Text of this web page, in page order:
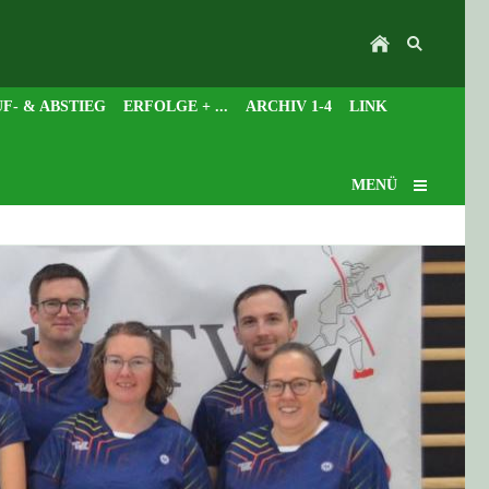
& ABSTIEG ERFOLGE + ... ARCHIV 1-4 LINK
MENÜ